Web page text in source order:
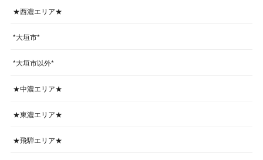
★西濃エリア★
*大垣市*
*大垣市以外*
★中濃エリア★
★東濃エリア★
★飛騨エリア★